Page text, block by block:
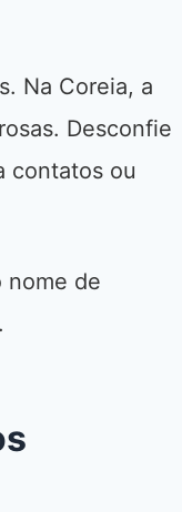
Na Coreia, a
Desconfie
contatos ou
nome de